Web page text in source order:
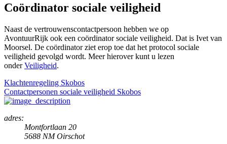
Coördinator sociale veiligheid
Naast de vertrouwenscontactpersoon hebben we op
AvontuurRijk ook een coördinator sociale veiligheid. Dat is Ivet van
Moorsel. De coördinator ziet erop toe dat het protocol sociale
veiligheid gevolgd wordt. Meer hierover kunt u lezen
onderVeiligheid.
Klachtenregeling Skobos
Contactpersonen sociale veiligheid Skobos
adres:
Montfortlaan 20
5688 NM Oirschot